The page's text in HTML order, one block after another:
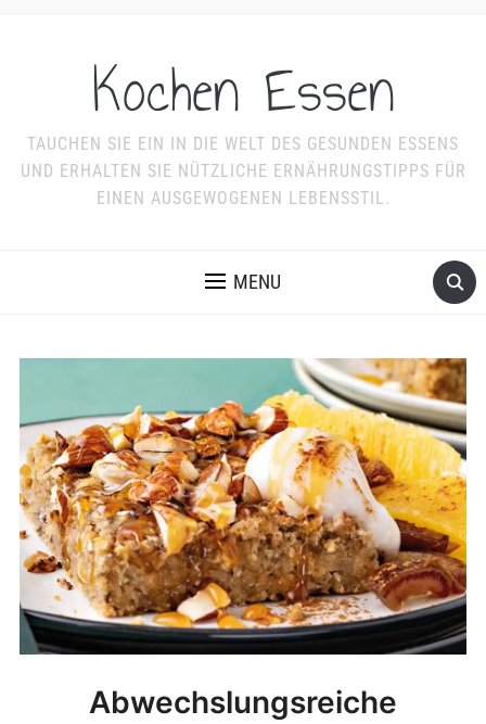
Kochen Essen
TAUCHEN SIE EIN IN DIE WELT DES GESUNDEN ESSENS
UND ERHALTEN SIE NÜTZLICHE ERNÄHRUNGSTIPPS FÜR
EINEN AUSGEWOGENEN LEBENSSTIL.
MENU
Abwechslungsreiche